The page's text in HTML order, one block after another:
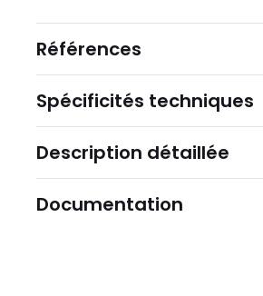
Références
Spécificités techniques
Description détaillée
Documentation